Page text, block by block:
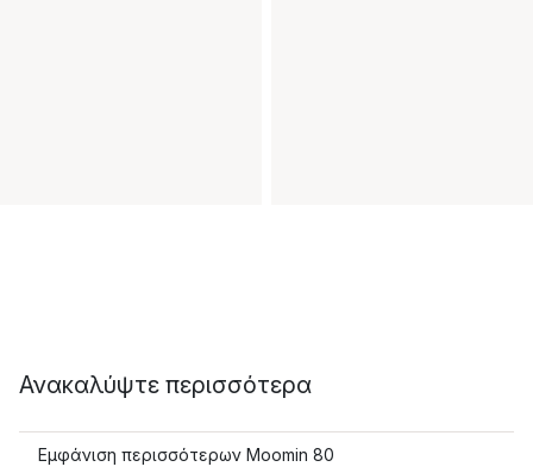
Ανακαλύψτε περισσότερα
Εμφάνιση περισσότερων Moomin 80